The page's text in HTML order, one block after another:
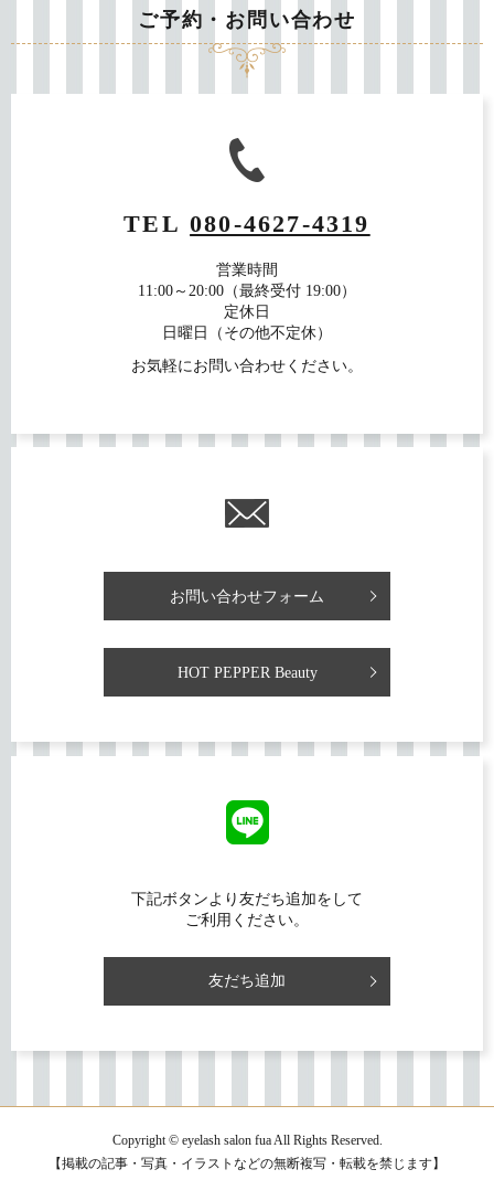
ご予約・お問い合わせ
TEL080-4627-4319
営業時間
11:00～20:00（最終受付 19:00）
定休日
日曜日（その他不定休）
お気軽にお問い合わせください。
お問い合わせフォーム
HOT PEPPER Beauty
下記ボタンより友だち追加をして
ご利用ください。
友だち追加
Copyright © eyelash salon fua All Rights Reserved.
【掲載の記事・写真・イラストなどの無断複写・転載を禁じます】